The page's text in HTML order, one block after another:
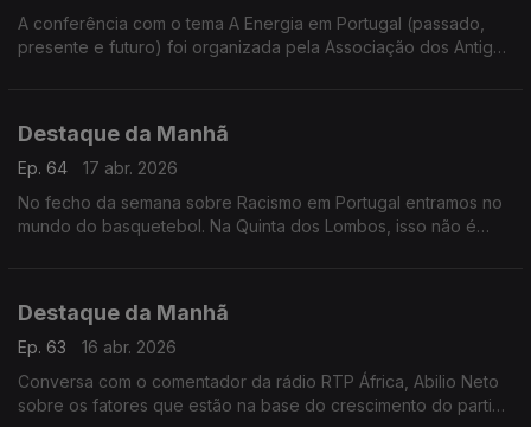
A conferência com o tema A Energia em Portugal (passado,
presente e futuro) foi organizada pela Associação dos Antigos
Destaque da Manhã
Ep. 64
17 abr. 2026
No fecho da semana sobre Racismo em Portugal entramos no
mundo do basquetebol. Na Quinta dos Lombos, isso não é
Destaque da Manhã
Ep. 63
16 abr. 2026
Conversa com o comentador da rádio RTP África, Abilio Neto
sobre os fatores que estão na base do crescimento do partido